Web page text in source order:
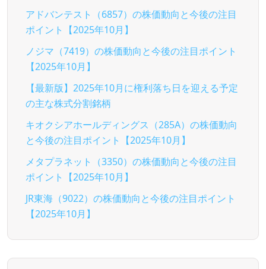
アドバンテスト（6857）の株価動向と今後の注目
ポイント【2025年10月】
ノジマ（7419）の株価動向と今後の注目ポイント
【2025年10月】
【最新版】2025年10月に権利落ち日を迎える予定
の主な株式分割銘柄
キオクシアホールディングス（285A）の株価動向
と今後の注目ポイント【2025年10月】
メタプラネット（3350）の株価動向と今後の注目
ポイント【2025年10月】
JR東海（9022）の株価動向と今後の注目ポイント
【2025年10月】